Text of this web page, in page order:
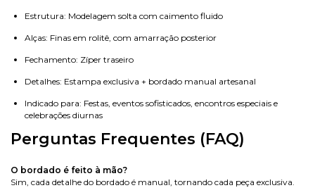
Estrutura: Modelagem solta com caimento fluido
Alças: Finas em rolitê, com amarração posterior
Fechamento: Zíper traseiro
Detalhes: Estampa exclusiva + bordado manual artesanal
Indicado para: Festas, eventos sofisticados, encontros especiais e
celebrações diurnas
Perguntas Frequentes (FAQ)
O bordado é feito à mão?
Sim, cada detalhe do bordado é manual, tornando cada peça exclusiva.